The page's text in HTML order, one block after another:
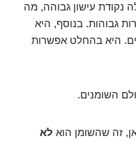
נקודת עישון גבוהה, מה
גבוהות. בנוסף, היא
היא בהחלט אפשרות
השומנים.
זה שהשומן הוא לא